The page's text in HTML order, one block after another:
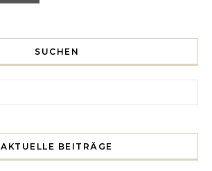
SUCHEN
AKTUELLE BEITRÄGE